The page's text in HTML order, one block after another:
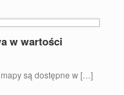
w wartości
są dostępne w […]